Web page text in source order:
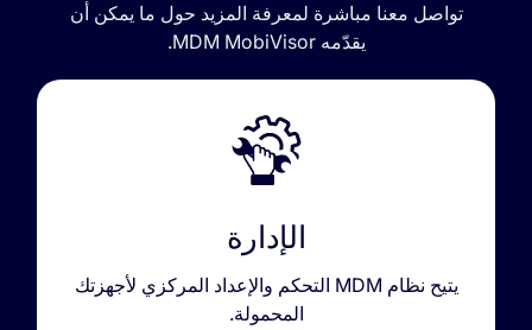
تواصل معنا مباشرة لمعرفة المزيد حول ما يمكن أن
يقدّمه MobiVisor
MDM.
الإدارة
يتيح نظام MDM التحكم والإعداد المركزي لأجهزتك
المحمولة.